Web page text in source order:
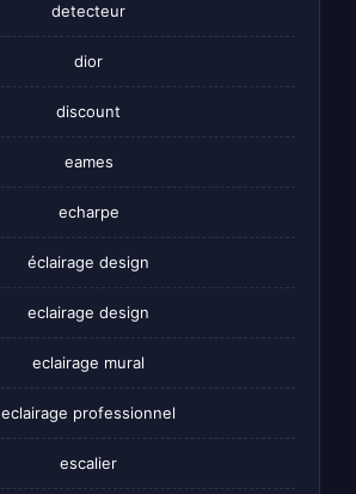
detecteur
dior
discount
eames
echarpe
éclairage design
eclairage design
eclairage mural
eclairage professionnel
escalier